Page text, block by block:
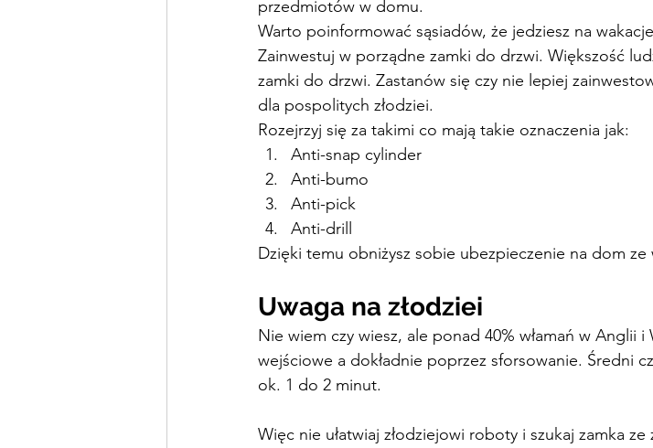
przedmiotów w domu.
Warto poinformować sąsiadów, że jedziesz na
Zainwestuj w porządne zamki do drzwi. Większość
zamki do drzwi. Zastanów się czy nie lepiej
dla pospolitych złodziei.
Rozejrzyj się za takimi co mają takie oznaczenia jak:
Anti-snap cylinder
Anti-bumo
Anti-pick
Anti-drill
Dzięki temu obniżysz sobie ubezpieczenie na dom ze
Uwaga na złodziei
Nie wiem czy wiesz, ale ponad 40% włamań w Anglii
wejściowe a dokładnie poprzez sforsowanie. Średni
ok. 1 do 2 minut.
Więc nie ułatwiaj złodziejowi roboty i szukaj zamka ze